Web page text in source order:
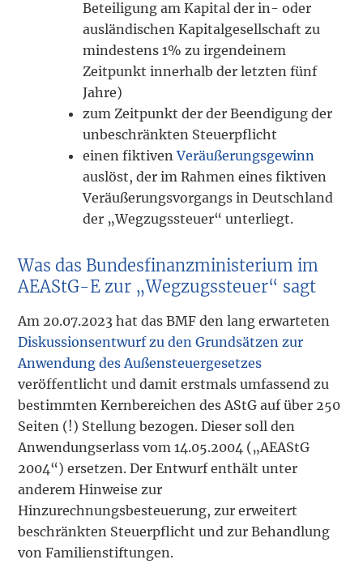
Beteiligung am Kapital der in- oder
ausländischen Kapitalgesellschaft zu
mindestens 1% zu irgendeinem
Zeitpunkt innerhalb der letzten fünf
Jahre)
zum Zeitpunkt der der Beendigung der
unbeschränkten Steuerpflicht
einen fiktivenVeräußerungsgewinn
auslöst, der im Rahmen eines fiktiven
Veräußerungs­vorgangs in Deutschland
der „Wegzugssteuer“ unterliegt.
Was das Bundesfinanzministerium im
AEAStG-E zur „Wegzugssteuer“ sagt
Am 20.07.2023 hat das BMF den lang erwarteten
Diskussionsentwurf zu den Grundsätzen zur
Anwendung des Außensteuergesetzes
veröffentlicht und damit erstmals umfassend zu
bestimmten Kernbereichen des AStG auf über 250
Seiten (!) Stellung bezogen. Dieser soll den
Anwendungserlass vom 14.05.2004 („AEAStG
2004“) ersetzen. Der Entwurf enthält unter
anderem Hinweise zur
Hinzurechnungsbesteuerung, zur erweitert
beschränkten Steuerpflicht und zur Behandlung
von Familienstiftungen.